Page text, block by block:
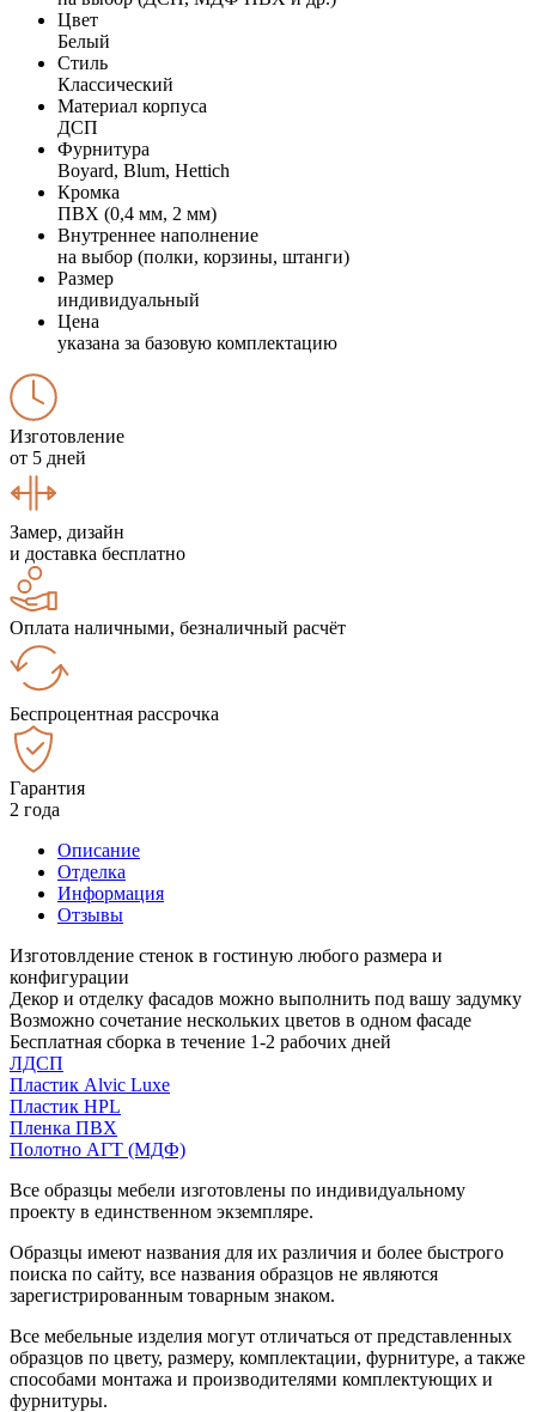
Цвет
Белый
Стиль
Классический
Материал корпуса
ДСП
Фурнитура
Boyard, Blum, Hettich
Кромка
ПВХ (0,4 мм, 2 мм)
Внутреннее наполнение
на выбор (полки, корзины, штанги)
Размер
индивидуальный
Цена
указана за базовую комплектацию
Изготовление
от 5 дней
Замер, дизайн
и доставка бесплатно
Оплата наличными, безналичный расчёт
Беспроцентная рассрочка
Гарантия
2 года
Описание
Отделка
Информация
Отзывы
Изготовлдение стенок в гостиную любого размера и
конфигурации
Декор и отделку фасадов можно выполнить под вашу задумку
Возможно сочетание нескольких цветов в одном фасаде
Бесплатная сборка в течение 1-2 рабочих дней
ЛДСП
Пластик Alvic Luxe
Пластик HPL
Пленка ПВХ
Полотно АГТ (МДФ)
Все образцы мебели изготовлены по индивидуальному
проекту в единственном экземпляре.
Образцы имеют названия для их различия и более быстрого
поиска по сайту, все названия образцов не являются
зарегистрированным товарным знаком.
Все мебельные изделия могут отличаться от представленных
образцов по цвету, размеру, комплектации, фурнитуре, а также
способами монтажа и производителями комплектующих и
фурнитуры.